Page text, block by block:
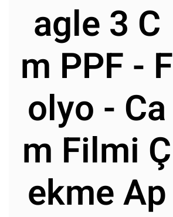
agle 3 C
m PPF - F
olyo - Ca
m Filmi Ç
ekme Ap